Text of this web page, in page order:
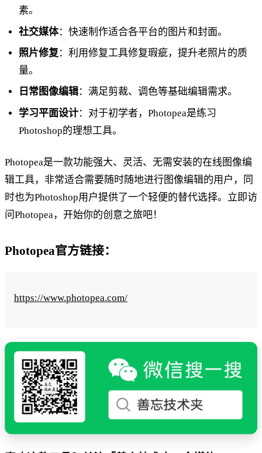
素。
社交媒体：快速制作适合各平台的图片和封面。
照片修复 ：利用修复工具修复瑕疵，提升老照片的质
量。
日常图像编辑：满足剪裁、调色等基础编辑需求。
学习平面设计：对于初学者，Photopea是练习
Photoshop的理想工具。
Photopea是一款功能强大、灵活、无需安装的在线图像编
辑工具，非常适合需要随时随地进行图像编辑的用户，同
时也为Photoshop用户提供了一个轻便的替代选择。立即访
问Photopea，开始你的创意之旅吧！
Photopea官方链接：
https://www.photopea.com/